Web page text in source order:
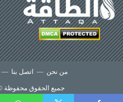
من نحن — اتصل بنا —
جميع الحقوق محفوظة ©